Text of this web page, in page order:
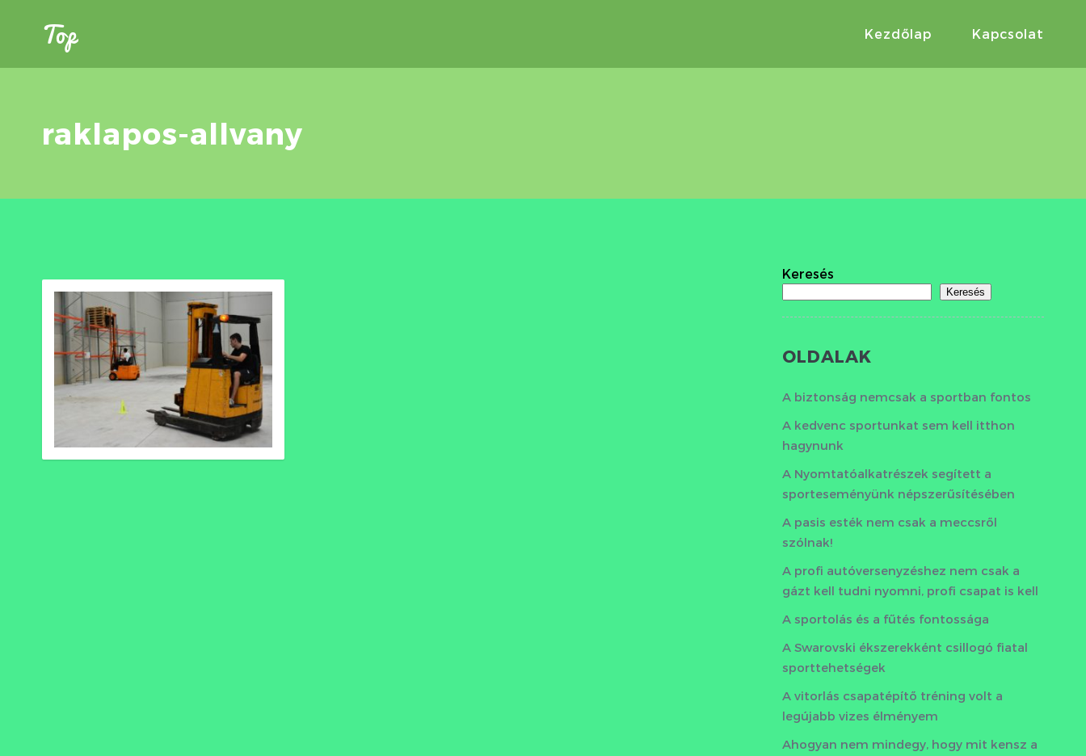
Top Kezdőlap Kapcsolat
raklapos-allvany
Keresés
Keresés
OLDALAK
A biztonság nemcsak a sportban fontos
A kedvenc sportunkat sem kell itthon
hagynunk
A Nyomtatóalkatrészek segített a
sporteseményünk népszerűsítésében
A pasis esték nem csak a meccsről
szólnak!
A profi autóversenyzéshez nem csak a
gázt kell tudni nyomni, profi csapat is kell
A sportolás és a fűtés fontossága
A Swarovski ékszerekként csillogó fiatal
sporttehetségek
A vitorlás csapatépítő tréning volt a
legújabb vizes élményem
Ahogyan nem mindegy, hogy mit kensz a